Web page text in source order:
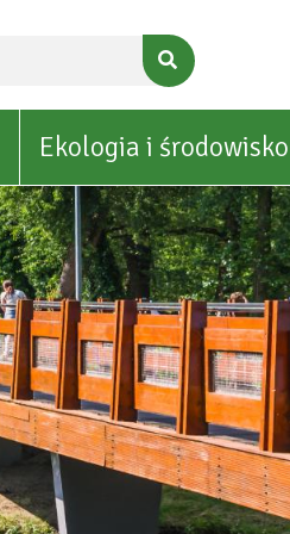
Ekologia i środowisko